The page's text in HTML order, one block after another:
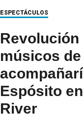
ESPECTÁCULOS
músicos
Espósito
River